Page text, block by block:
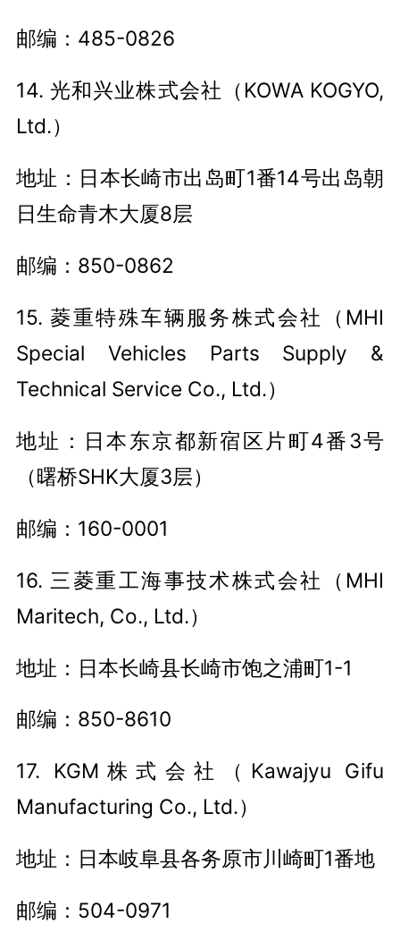
邮编：485-0826
14. 光和兴业株式会社（KOWA KOGYO,
Ltd.）
地址：日本长崎市出岛町1番14号出岛朝
日生命青木大厦8层
邮编：850-0862
15. 菱重特殊车辆服务株式会社（MHI
Special Vehicles Parts Supply &
Technical Service Co., Ltd.）
地址：日本东京都新宿区片町4番3号
（曙桥SHK大厦3层）
邮编：160-0001
16. 三菱重工海事技术株式会社（MHI
Maritech, Co., Ltd.）
地址：日本长崎县长崎市饱之浦町1-1
邮编：850-8610
17. KGM株式会社（Kawajyu Gifu
Manufacturing Co., Ltd.）
地址：日本岐阜县各务原市川崎町1番地
邮编：504-0971